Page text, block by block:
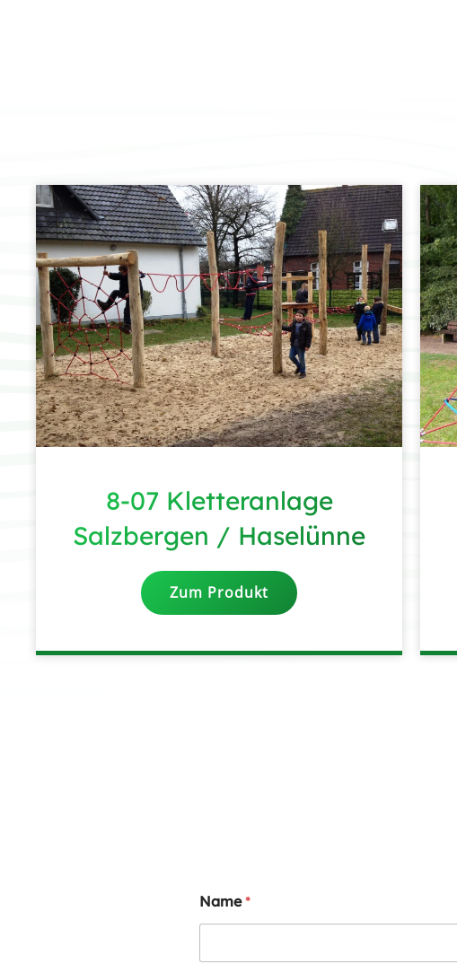
8-07 Kletteranlage
Salzbergen / Haselünne
Zum Produkt
Name*